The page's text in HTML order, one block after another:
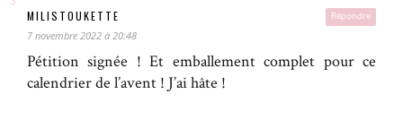
Répondre
MILISTOUKETTE
7 novembre 2022 à 20:48
Pétition signée ! Et emballement complet pour ce
calendrier de l’avent ! J’ai hâte !